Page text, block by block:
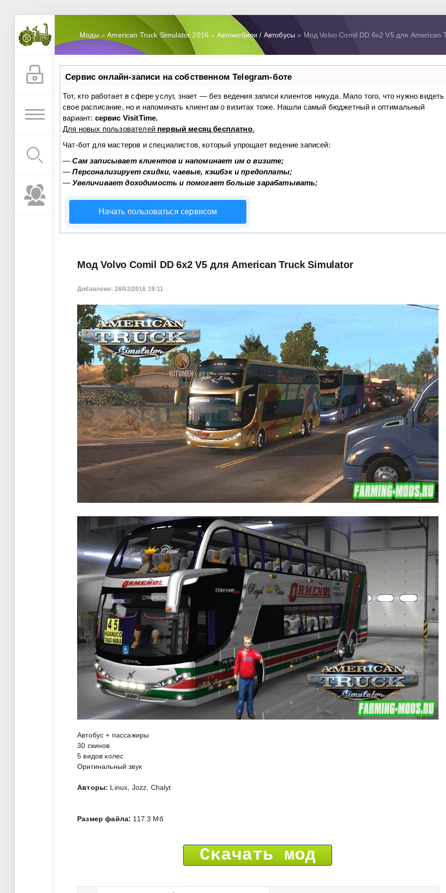
Моды»American Truck Simulator 2016 » Автомобили / Автобусы » Мод Volvo Comil DD 6x2 V5 для American
Сервис онлайн-записи на собственном Telegram-боте
Тот, кто работает в сфере услуг, знает — без ведения записи клиентов никуда. Мало того, что нужно видеть
свое расписание, но и напоминать клиентам о визитах тоже. Нашли самый бюджетный и оптимальный
вариант: сервис VisitTime.
Для новых пользователей первый месяц бесплатно.
Чат-бот для мастеров и специалистов, который упрощает ведение записей:
—Сам записывает клиентов и напоминает им о визите;
—Персонализирует скидки, чаевые, кэшбэк и предоплаты;
—Увеличивает доходимость и помогает больше зарабатывать;
Начать пользоваться сервисом
Мод Volvo Comil DD 6x2 V5 для American Truck Simulator
Добавлено: 28/02/2016 19:11
Автобус + пассажиры
30 скинов
5 видов колес
Оригинальный звук
Авторы: Linux, Jozz, Chalyt
Размер файла: 117.3 Мб
Скачать мод